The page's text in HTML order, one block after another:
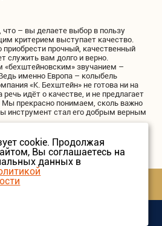
– вы делаете выбор в пользу
критерием выступает качество.
приобрести прочный, качественный
служить вам долго и верно.
«бехштейновским» звучанием –
именно Европа – колыбель
«К. Бехштейн» не готова ни на
идёт о качестве, и не предлагает
Мы прекрасно понимаем, сколь важно
инструмент стал его добрым верным
cookie. Продолжая
Вы соглашаетесь на
данных в